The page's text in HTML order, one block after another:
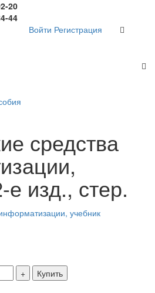
20
44
Войти Регистрация
средства
е изд., стер.
Купить